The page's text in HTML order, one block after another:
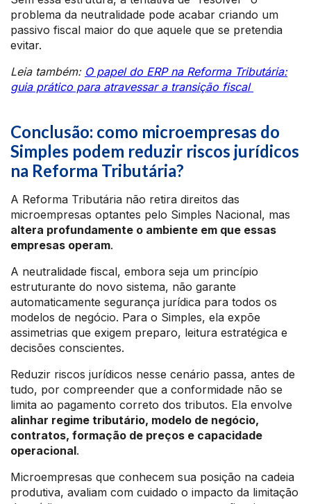
problema da neutralidade pode acabar criando um
passivo fiscal maior do que aquele que se pretendia
evitar.
Leia também: O papel do ERP na Reforma Tributária:
guia prático para atravessar a transição fiscal
Conclusão: como microempresas do
Simples podem reduzir riscos jurídicos
na Reforma Tributária?
A Reforma Tributária não retira direitos das
microempresas optantes pelo Simples Nacional, mas
altera profundamente o ambiente em que essas
empresas operam.
A neutralidade fiscal, embora seja um princípio
estruturante do novo sistema, não garante
automaticamente segurança jurídica para todos os
modelos de negócio. Para o Simples, ela expõe
assimetrias que exigem preparo, leitura estratégica e
decisões conscientes.
Reduzir riscos jurídicos nesse cenário passa, antes de
tudo, por compreender que a conformidade não se
limita ao pagamento correto dos tributos. Ela envolve
alinhar regime tributário, modelo de negócio,
contratos, formação de preços e capacidade
operacional.
Microempresas que conhecem sua posição na cadeia
produtiva, avaliam com cuidado o impacto da limitação